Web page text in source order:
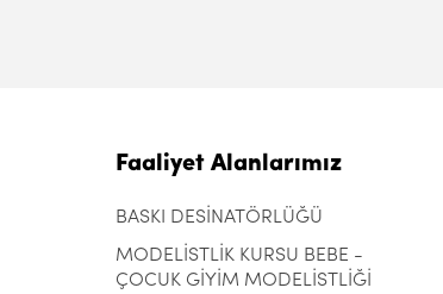
Faaliyet Alanlarımız
BASKI DESİNATÖRLÜĞÜ
MODELİSTLİK KURSU BEBE -
ÇOCUK GİYİM MODELİSTLİĞİ